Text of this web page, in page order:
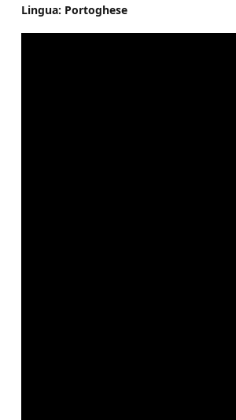
Lingua: Portoghese